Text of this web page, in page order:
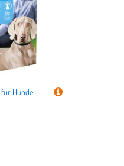
ADAPTIL® Calm Halsband für Hunde - 2 Stück im Sparset (für große Hunde bis zu ca. 50 kg)